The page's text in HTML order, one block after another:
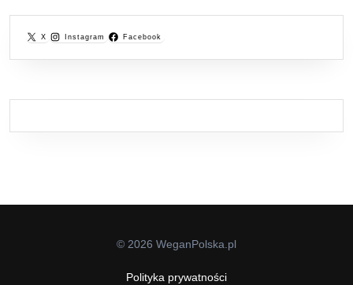
X Instagram Facebook
© 2026 WeganPolska.pl
Polityka prywatności